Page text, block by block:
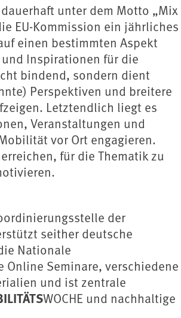
unter dem Motto „Mix
EU-Kommission ein jährliches
einen bestimmten Aspekt
Inspirationen für die
bindend, sondern dient
Perspektiven und breitere
Letztendlich liegt es
Veranstaltungen und
vor Ort engagieren.
für die Thematik zu
der
seither deutsche
Nationale
Seminare, verschiedene
und ist zentrale
WOCHE und nachhaltige